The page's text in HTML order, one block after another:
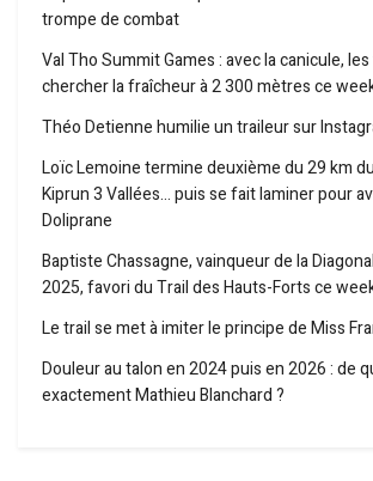
trompe de combat
Val Tho Summit Games : avec la canicule,
chercher la fraîcheur à 2 300 mètres ce
Théo Detienne humilie un traileur sur
Loïc Lemoine termine deuxième du 29 km
Kiprun 3 Vallées… puis se fait laminer pour
Doliprane
Baptiste Chassagne, vainqueur de la
2025, favori du Trail des Hauts-Forts ce
Le trail se met à imiter le principe de Miss
Douleur au talon en 2024 puis en 2026 : de
exactement Mathieu Blanchard ?